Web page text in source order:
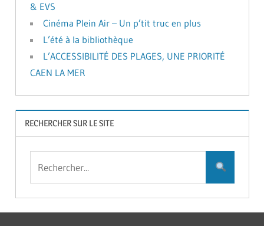
& EVS
Cinéma Plein Air – Un p’tit truc en plus
L’été à la bibliothèque
L’ACCESSIBILITÉ DES PLAGES, UNE PRIORITÉ
CAEN LA MER
RECHERCHER SUR LE SITE